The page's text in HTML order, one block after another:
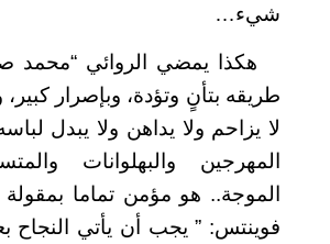
شيء…
هكذا يمضي الروائي “محمد
طريقه بتأنٍ وتؤدة، وبإصرار
لا يزاحم ولا يداهن ولا يبدل
المهرجين والبهلوانات
الموجة.. هو مؤمن تماما بمقولة
فوينتس: ” يجب أن يأتي النجاح